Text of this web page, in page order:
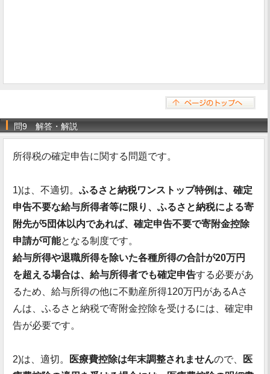
問9 解答・解説
所得税の確定申告に関する問題です。
1)は、不適切。 ふるさと納税ワンストップ特例は、確定
申告不要な給与所得者等に限り、ふるさと納税による寄
附先が5団体以内であれば、確定申告不要で寄附金控除
申請が可能となる制度です。
給与所得や退職所得を除いた各種所得の合計が20万円
を超える場合は、給与所得者でも確定申告する必要があ
るため、給与所得の他に不動産所得120万円があるAさ
んは、ふるさと納税で寄附金控除を受けるには、確定申
告が必要です。
2)は、適切。 医療費控除は年末調整されませんので、
医